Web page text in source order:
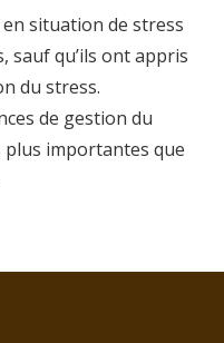
situation de stress
sauf qu’ils ont appris
du stress.
de gestion du
plus importantes que